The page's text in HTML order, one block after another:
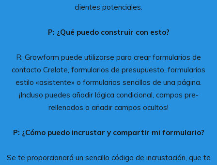
clientes potenciales.
P: ¿Qué puedo construir con esto?
R: Growform puede utilizarse para crear formularios de
contacto Crelate, formularios de presupuesto, formularios
estilo «asistente» o formularios sencillos de una página.
¡Incluso puedes añadir lógica condicional, campos pre-
rellenados o añadir campos ocultos!
P: ¿Cómo puedo incrustar y compartir mi formulario?
Se te proporcionará un sencillo código de incrustación, que te